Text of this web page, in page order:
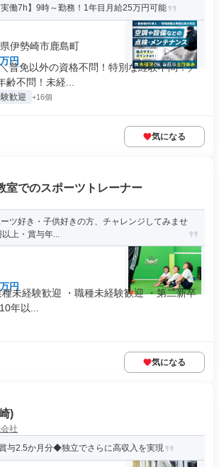
実働7h】9時～勤務！1年目月給25万円可能
伊勢崎市鹿島町
円
普免以外の資格不問！特別な経験不問！／
齢不問！未経...
歓迎 +16個
気になる
室でのスポーツトレーナー
ツ好き・子供好きの方、チャレンジしてみませ
上・賞与年...
円
未経験歓迎 ・職種未経験歓迎 ・第二新卒
年以...
気になる
)
社
与2.5か月分◆独立でさらに高収入を実現